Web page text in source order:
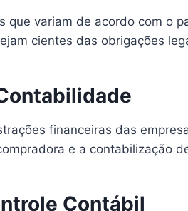
variam de acordo com o
cientes das obrigações
financeiras das
e a contabilização
Contábil